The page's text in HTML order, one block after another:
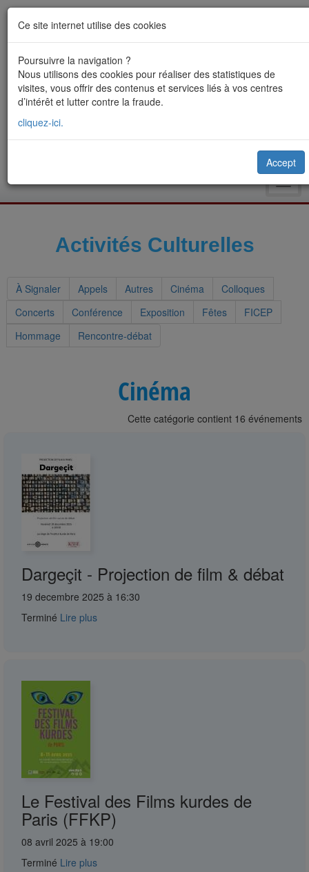
Activités Culturelles
À Signaler Appels Autres Cinéma
Colloques
Concerts
Conférence Exposition Fêtes
FICEP
Hommage
Rencontre-débat
Cinéma
Cette catégorie contient 16 événements
Dargeçit - Projection de film & débat
19 decembre 2025 à 16:30
Terminé Lire plus
Le Festival des Films kurdes de
Paris (FFKP)
08 avril 2025 à 19:00
Terminé Lire plus
Ce site internet utilise des cookies
Poursuivre la navigation ?
Nous utilisons des cookies pour réaliser des statistiques de
visites, vous offrir des contenus et services liés à vos centres
d’intérêt et lutter contre la fraude.
cliquez-ici.
Accept